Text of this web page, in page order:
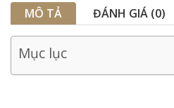
MÔ TẢ ĐÁNH GIÁ (0)
Mục lục